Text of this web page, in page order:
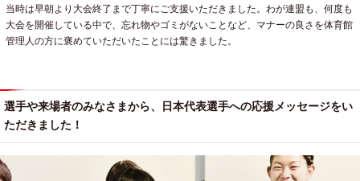
当時は早朝より大会終了まで丁寧にご支援いただきました。わが連盟も、何度も
大会を開催している中で、忘れ物やゴミがないことなど、マナーの良さを体育館
管理人の方に褒めていただいたことには驚きました。
選手や来場者のみなさまから、日本代表選手への応援メッセージをい
ただきました！